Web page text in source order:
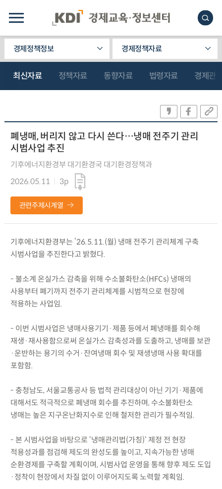
경제정책정보 경제정책자료
최신자료 정책자료 동향자료 법령자료 경제관
폐냉매, 버리지 않고 다시 쓴다…냉매 전주기 관리
시범사업 추진
기후에너지환경부 대기환경국 대기환경정책과
2026.05.11
3p
관련주제시계열
기후에너지환경부는 ’26.5.11.(월) 냉매 전주기 관리체계 구축
시범사업을 추진한다고 밝혔다.
- 불소계 온실가스 감축을 위해 수소불화탄소(HFCs) 냉매의
사용부터 폐기까지 전주기 관리체계를 시범적으로 현장에
적용하는 사업임.
- 이번 시범사업은 냉매사용기기·제품 등에서 폐냉매를 회수해
재생·재사용함으로써 온실가스 감축성과를 도출하고, 냉매를 보관
·운반하는 용기의 수거·잔여냉매 회수 및 재생냉매 사용 확대를
포함함.
- 충청남도, 서울교통공사 등 법적 관리대상이 아닌 기기·제품에
대해서도 적극적으로 폐냉매 회수를 추진하며, 수소불화탄소
냉매는 높은 지구온난화지수로 인해 철저한 관리가 필수적임.
- 본 시범사업을 바탕으로 ‘냉매관리법(가칭)‘ 제정 전 현장
적용성과를 점검해 제도의 완성도를 높이고, 지속가능한 냉매
순환경제를 구축할 계획이며, 시범사업 운영을 통해 향후 제도 도입
·정착이 현장에서 차질 없이 이루어지도록 노력할 계획임.